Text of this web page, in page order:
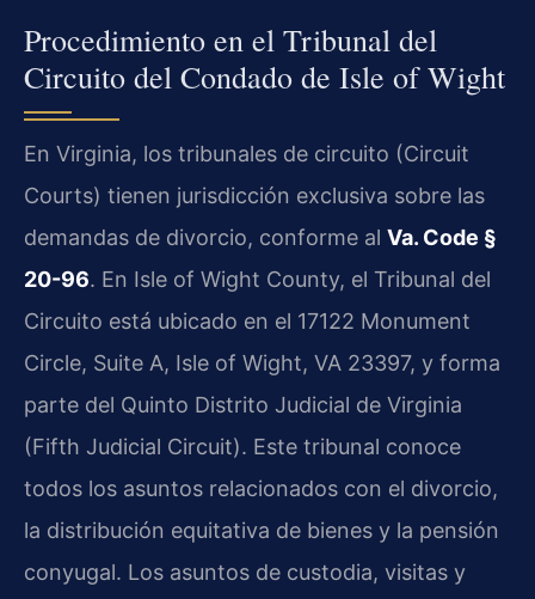
Procedimiento en el Tribunal del
Circuito del Condado de Isle of Wight
En Virginia, los tribunales de circuito (Circuit
Courts) tienen jurisdicción exclusiva sobre las
demandas de divorcio, conforme al Va. Code §
20-96. En Isle of Wight County, el Tribunal del
Circuito está ubicado en el 17122 Monument
Circle, Suite A, Isle of Wight, VA 23397, y forma
parte del Quinto Distrito Judicial de Virginia
(Fifth Judicial Circuit). Este tribunal conoce
todos los asuntos relacionados con el divorcio,
la distribución equitativa de bienes y la pensión
conyugal. Los asuntos de custodia, visitas y